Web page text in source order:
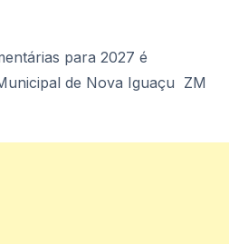
de contentoras e
– Diário de
para 2027 é
de Nova Iguaçu ZM